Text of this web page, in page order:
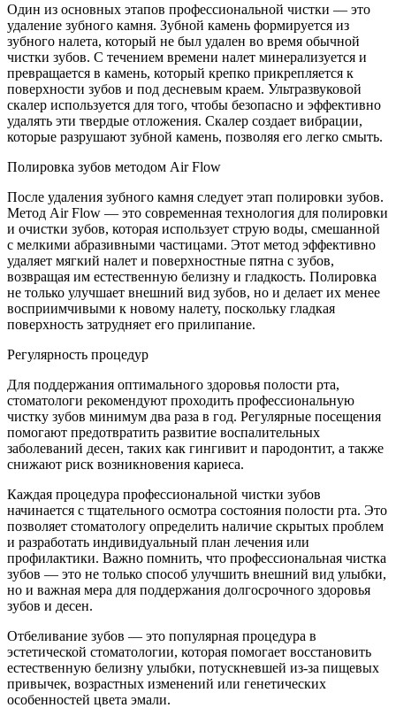
Один из основных этапов профессиональной чистки — это
удаление зубного камня. Зубной камень формируется из
зубного налета, который не был удален во время обычной
чистки зубов. С течением времени налет минерализуется и
превращается в камень, который крепко прикрепляется к
поверхности зубов и под десневым краем. Ультразвуковой
скалер используется для того, чтобы безопасно и эффективно
удалять эти твердые отложения. Скалер создает вибрации,
которые разрушают зубной камень, позволяя его легко смыть.
Полировка зубов методом Air Flow
После удаления зубного камня следует этап полировки зубов.
Метод Air Flow — это современная технология для полировки
и очистки зубов, которая использует струю воды, смешанной
с мелкими абразивными частицами. Этот метод эффективно
удаляет мягкий налет и поверхностные пятна с зубов,
возвращая им естественную белизну и гладкость. Полировка
не только улучшает внешний вид зубов, но и делает их менее
восприимчивыми к новому налету, поскольку гладкая
поверхность затрудняет его прилипание.
Регулярность процедур
Для поддержания оптимального здоровья полости рта,
стоматологи рекомендуют проходить профессиональную
чистку зубов минимум два раза в год. Регулярные посещения
помогают предотвратить развитие воспалительных
заболеваний десен, таких как гингивит и пародонтит, а также
снижают риск возникновения кариеса.
Каждая процедура профессиональной чистки зубов
начинается с тщательного осмотра состояния полости рта. Это
позволяет стоматологу определить наличие скрытых проблем
и разработать индивидуальный план лечения или
профилактики. Важно помнить, что профессиональная чистка
зубов — это не только способ улучшить внешний вид улыбки,
но и важная мера для поддержания долгосрочного здоровья
зубов и десен.
Отбеливание зубов — это популярная процедура в
эстетической стоматологии, которая помогает восстановить
естественную белизну улыбки, потускневшей из-за пищевых
привычек, возрастных изменений или генетических
особенностей цвета эмали.